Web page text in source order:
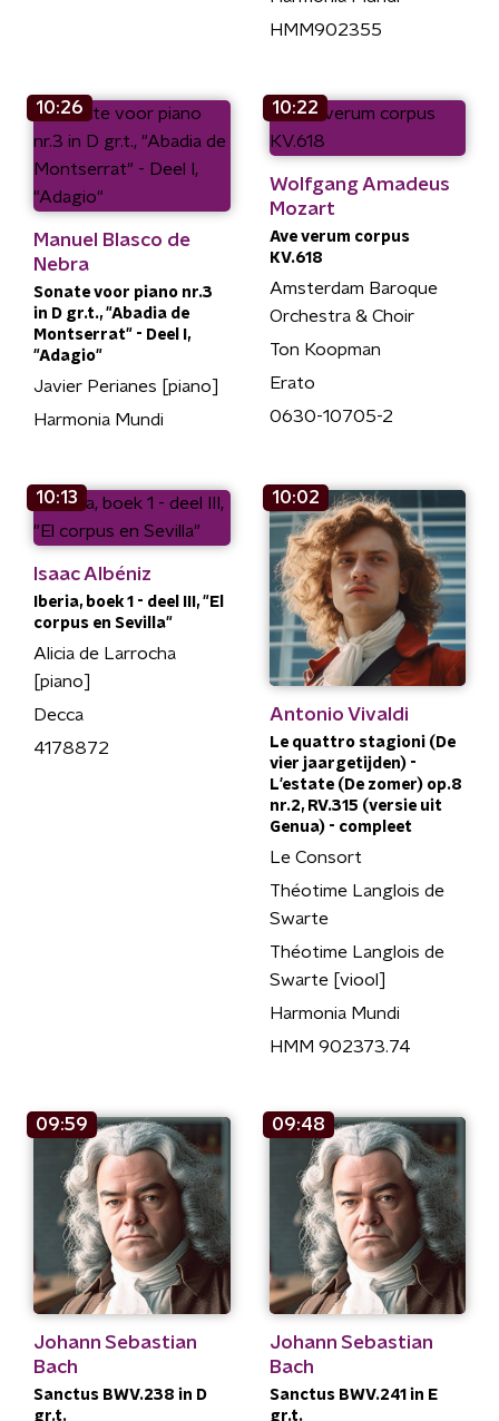
HMM902355
10:26
Manuel Blasco de
Nebra
Sonate voor piano nr.3
in D gr.t., "Abadia de
Montserrat" - Deel I,
"Adagio"
Javier Perianes [piano]
Harmonia Mundi
10:22
Wolfgang Amadeus
Mozart
Ave verum corpus
KV.618
Amsterdam Baroque
Orchestra & Choir
Ton Koopman
Erato
0630-10705-2
10:13
Isaac Albéniz
Iberia, boek 1 - deel III, "El
corpus en Sevilla"
Alicia de Larrocha
[piano]
Decca
4178872
10:02
Antonio Vivaldi
Le quattro stagioni (De
vier jaargetijden) -
L'estate (De zomer) op.8
nr.2, RV.315 (versie uit
Genua) - compleet
Le Consort
Théotime Langlois de
Swarte
Théotime Langlois de
Swarte [viool]
Harmonia Mundi
HMM 902373.74
09:59
Johann Sebastian
Bach
Sanctus BWV.238 in D
gr.t.
09:48
Johann Sebastian
Bach
Sanctus BWV.241 in E
gr.t.